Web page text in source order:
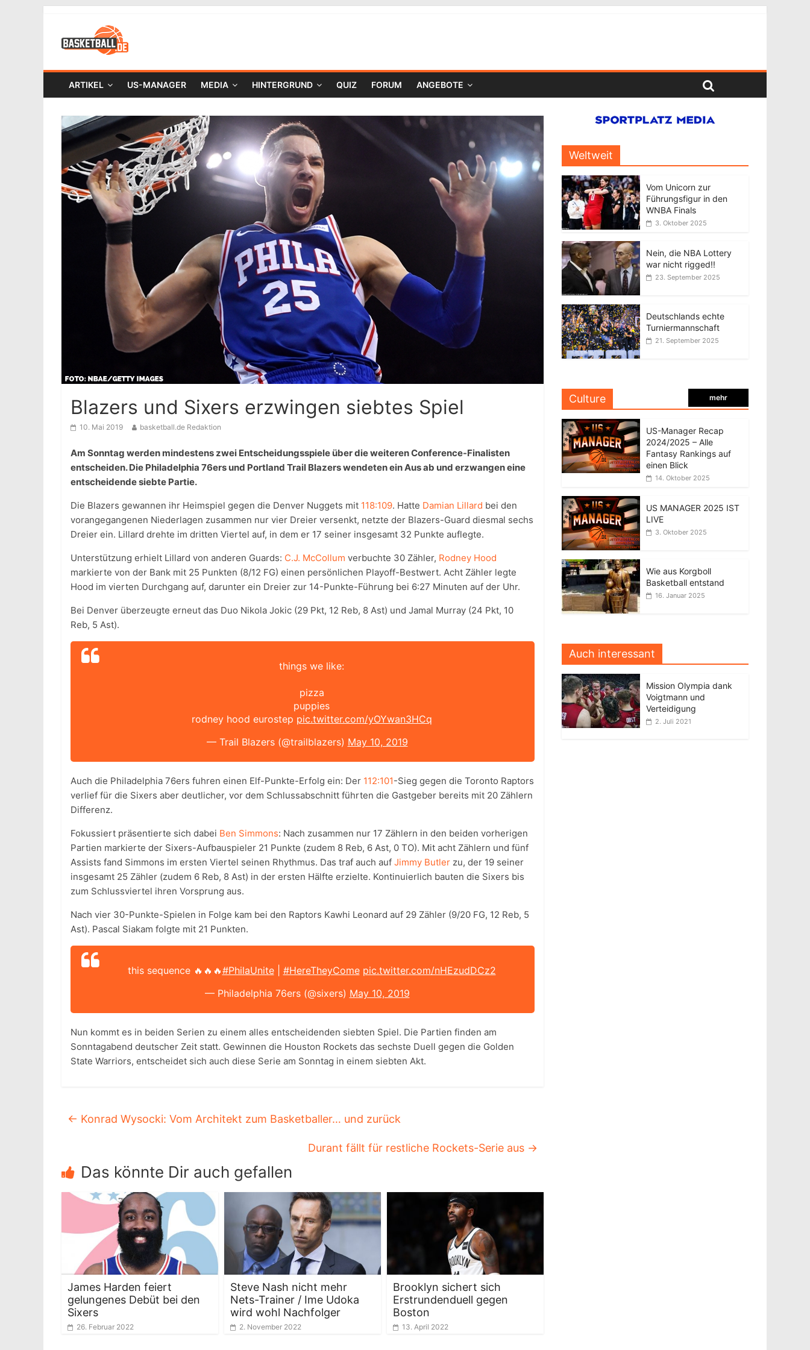
ARTIKEL US-MANAGER MEDIA HINTERGRUND QUIZ FORUM ANGEBOTE
Blazers und Sixers erzwingen siebtes Spiel
10. Mai 2019 basketball.de Redaktion
Am Sonntag werden mindestens zwei Entscheidungsspiele über die weiteren Conference-Finalisten
entscheiden. Die Philadelphia 76ers und Portland Trail Blazers wendeten ein Aus ab und erzwangen eine
entscheidende siebte Partie.
Die Blazers gewannen ihr Heimspiel gegen die Denver Nuggets mit 118:109. Hatte Damian Lillard bei den
vorangegangenen Niederlagen zusammen nur vier Dreier versenkt, netzte der Blazers-Guard diesmal sechs
Dreier ein. Lillard drehte im dritten Viertel auf, in dem er 17 seiner insgesamt 32 Punkte auflegte.
Unterstützung erhielt Lillard von anderen Guards: C.J. McCollum verbuchte 30 Zähler, Rodney Hood
markierte von der Bank mit 25 Punkten (8/12 FG) einen persönlichen Playoff-Bestwert. Acht Zähler legte
Hood im vierten Durchgang auf, darunter ein Dreier zur 14-Punkte-Führung bei 6:27 Minuten auf der Uhr.
Bei Denver überzeugte erneut das Duo Nikola Jokic (29 Pkt, 12 Reb, 8 Ast) und Jamal Murray (24 Pkt, 10
Reb, 5 Ast).
things we like:
pizza
puppies
rodney hood eurostep pic.twitter.com/yOYwan3HCq
— Trail Blazers (@trailblazers) May 10, 2019
Auch die Philadelphia 76ers fuhren einen Elf-Punkte-Erfolg ein: Der 112:101-Sieg gegen die Toronto Raptors
verlief für die Sixers aber deutlicher, vor dem Schlussabschnitt führten die Gastgeber bereits mit 20 Zählern
Differenz.
Fokussiert präsentierte sich dabei Ben Simmons: Nach zusammen nur 17 Zählern in den beiden vorherigen
Partien markierte der Sixers-Aufbauspieler 21 Punkte (zudem 8 Reb, 6 Ast, 0 TO). Mit acht Zählern und fünf
Assists fand Simmons im ersten Viertel seinen Rhythmus. Das traf auch auf Jimmy Butler zu, der 19 seiner
insgesamt 25 Zähler (zudem 6 Reb, 8 Ast) in der ersten Hälfte erzielte. Kontinuierlich bauten die Sixers bis
zum Schlussviertel ihren Vorsprung aus.
Nach vier 30-Punkte-Spielen in Folge kam bei den Raptors Kawhi Leonard auf 29 Zähler (9/20 FG, 12 Reb, 5
Ast). Pascal Siakam folgte mit 21 Punkten.
this sequence 🔥🔥🔥#PhilaUnite| #HereTheyCome pic.twitter.com/nHEzudDCz2
— Philadelphia 76ers (@sixers) May 10, 2019
Nun kommt es in beiden Serien zu einem alles entscheidenden siebten Spiel. Die Partien finden am
Sonntagabend deutscher Zeit statt. Gewinnen die Houston Rockets das sechste Duell gegen die Golden
State Warriors, entscheidet sich auch diese Serie am Sonntag in einem siebten Akt.
← Konrad Wysocki: Vom Architekt zum Basketballer… und zurück
Durant fällt für restliche Rockets-Serie aus →
Das könnte Dir auch gefallen
James Harden feiert
gelungenes Debüt bei den
Sixers
26. Februar 2022
Steve Nash nicht mehr
Nets-Trainer / Ime Udoka
wird wohl Nachfolger
2. November 2022
Brooklyn sichert sich
Erstrundenduell gegen
Boston
13. April 2022
Weltweit
Vom Unicorn zur
Führungsfigur in den
WNBA Finals
3. Oktober 2025
Nein, die NBA Lottery
war nicht rigged!!
23. September 2025
Deutschlands echte
Turniermannschaft
21. September 2025
Culture mehr
US-Manager Recap
2024/2025 – Alle
Fantasy Rankings auf
einen Blick
14. Oktober 2025
US MANAGER 2025 IST
LIVE
3. Oktober 2025
Wie aus Korgboll
Basketball entstand
16. Januar 2025
Auch interessant
Mission Olympia dank
Voigtmann und
Verteidigung
2. Juli 2021